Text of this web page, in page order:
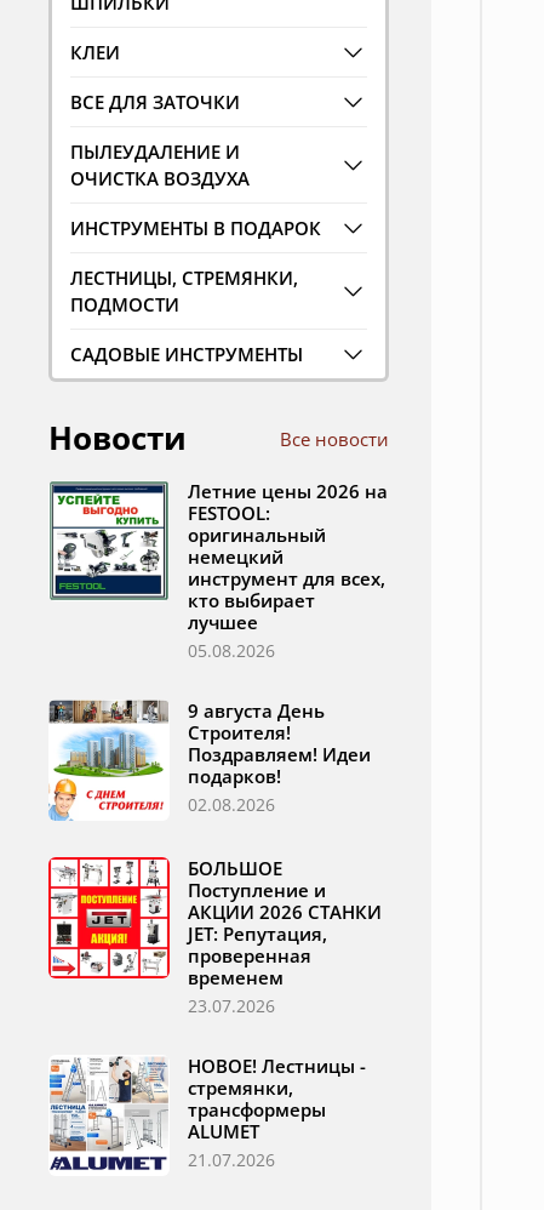
КЛЕИ
ВСЕ ДЛЯ ЗАТОЧКИ
ПЫЛЕУДАЛЕНИЕ И
ОЧИСТКА ВОЗДУХА
ИНСТРУМЕНТЫ В ПОДАРОК
ЛЕСТНИЦЫ, СТРЕМЯНКИ,
ПОДМОСТИ
САДОВЫЕ ИНСТРУМЕНТЫ
Новости Все новости
Летние цены 2026 на
FESTOOL:
оригинальный
немецкий
инструмент для всех,
кто выбирает
лучшее
05.08.2026
9 августа День
Строителя!
Поздравляем! Идеи
подарков!
02.08.2026
БОЛЬШОЕ
Поступление и
АКЦИИ 2026 СТАНКИ
JET: Репутация,
проверенная
временем
23.07.2026
НОВОЕ! Лестницы -
стремянки,
трансформеры
ALUMET
21.07.2026